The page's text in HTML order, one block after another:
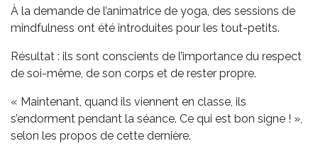
À la demande de l’animatrice de yoga, des sessions de
mindfulness ont été introduites pour les tout-petits.
Résultat : ils sont conscients de l’importance du respect
de soi-même, de son corps et de rester propre.
« Maintenant, quand ils viennent en classe, ils
s’endorment pendant la séance. Ce qui est bon signe ! »,
selon les propos de cette dernière.